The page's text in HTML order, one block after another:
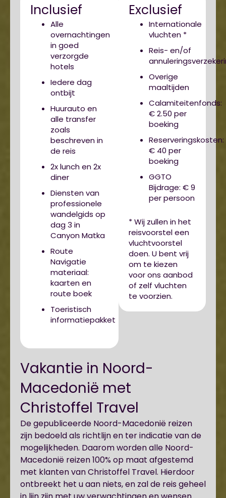
Inclusief
Alle
overnachtingen
in goed
verzorgde
hotels
Iedere dag
ontbijt
Huurauto en
alle transfer
zoals
beschreven in
de reis
2x lunch en 2x
diner
Diensten van
professionele
wandelgids op
dag 3 in
Canyon Matka
Route
Navigatie
materiaal:
kaarten en
route boek
Toeristisch
informatiepakket
Exclusief
Internationale
vluchten *
Reis- en/of
Overige
maaltijden
Calamiteitenfonds:
€ 2.50 per
boeking
Reserveringskosten:
€ 40 per
boeking
GGTO
Bijdrage: € 9
per persoon
* Wij zullen in het
reisvoorstel een
vluchtvoorstel
doen. U bent vrij
om te kiezen
voor ons aanbod
of zelf vluchten
te voorzien.
Vakantie in Noord-
Macedonië met
Christoffel Travel
De gepubliceerde Noord-Macedonië reizen
zijn bedoeld als richtlijn en ter indicatie van de
mogelijkheden. Daarom worden alle Noord-
Macedonië reizen 100% op maat afgestemd
met klanten van Christoffel Travel. Hierdoor
ontbreekt het u aan niets, en zal de reis geheel